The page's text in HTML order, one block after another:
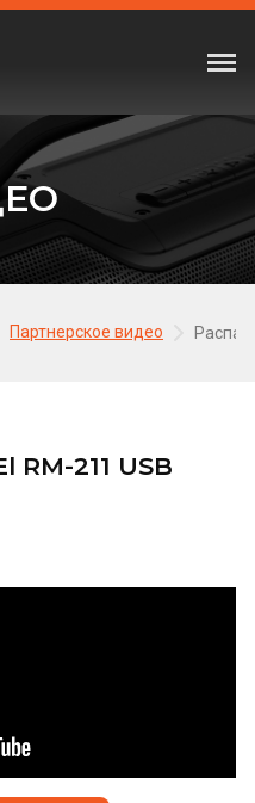
Партнерское видео
RM-211 USB